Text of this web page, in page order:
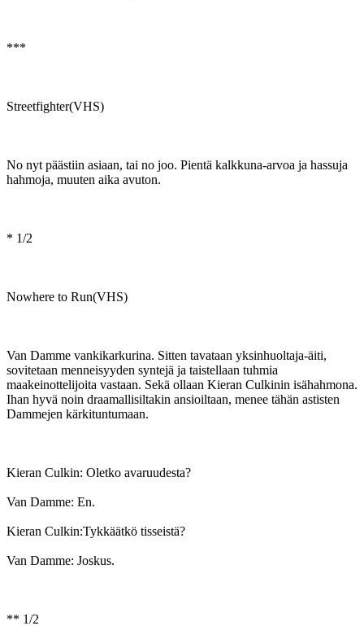
***
Streetfighter(VHS)
No nyt päästiin asiaan, tai no joo. Pientä kalkkuna-arvoa ja hassuja
hahmoja, muuten aika avuton.
* 1/2
Nowhere to Run(VHS)
Van Damme vankikarkurina. Sitten tavataan yksinhuoltaja-äiti,
sovitetaan menneisyyden syntejä ja taistellaan tuhmia
maakeinottelijoita vastaan. Sekä ollaan Kieran Culkinin isähahmona.
Ihan hyvä noin draamallisiltakin ansioiltaan, menee tähän astisten
Dammejen kärkituntumaan.
Kieran Culkin: Oletko avaruudesta?
Van Damme: En.
Kieran Culkin:Tykkäätkö tisseistä?
Van Damme: Joskus.
** 1/2